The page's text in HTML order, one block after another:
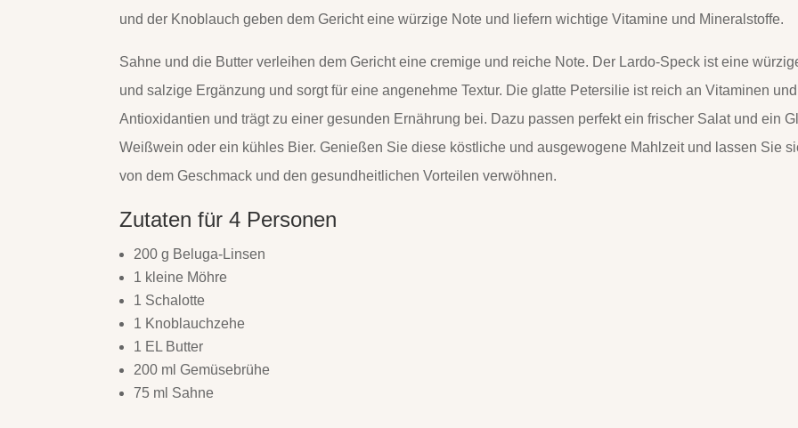
und der Knoblauch geben dem Gericht eine würzige Note und liefern wichtige Vitamine und Mineralstoffe.
Sahne und die Butter verleihen dem Gericht eine cremige und reiche Note. Der Lardo-Speck ist eine
und salzige Ergänzung und sorgt für eine angenehme Textur. Die glatte Petersilie ist reich an Vitaminen und
Antioxidantien und trägt zu einer gesunden Ernährung bei. Dazu passen perfekt ein frischer Salat und ein
Weißwein oder ein kühles Bier. Genießen Sie diese köstliche und ausgewogene Mahlzeit und lassen Sie
von dem Geschmack und den gesundheitlichen Vorteilen verwöhnen.
Zutaten für 4 Personen
200 g Beluga-Linsen
1 kleine Möhre
1 Schalotte
1 Knoblauchzehe
1 EL Butter
200 ml Gemüsebrühe
75 ml Sahne